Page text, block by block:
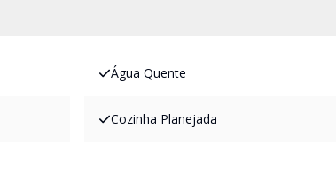
Água Quente
Cozinha Planejada